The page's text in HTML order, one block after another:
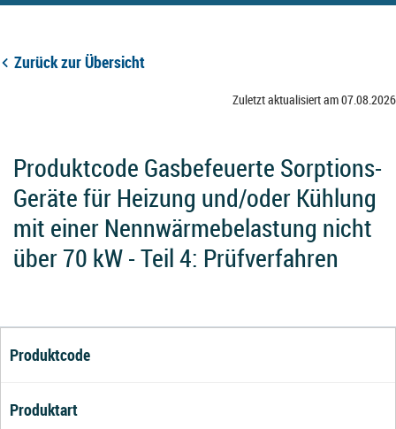
Zurück zur Übersicht
Zuletzt aktualisiert am 07.08.2026
Produktcode Gasbefeuerte Sorptions-
Geräte für Heizung und/oder Kühlung
mit einer Nennwärmebelastung nicht
über 70 kW - Teil 4: Prüfverfahren
Produktcode
Produktart